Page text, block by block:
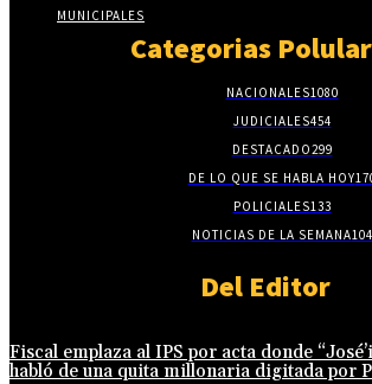
MUNICIPALES
Categorias
NACIONALES1080
JUDICIALES454
DESTACADO299
DE LO QUE SE HABLA HOY
POLICIALES133
NOTICIAS DE LA SEMANA104
Del Editor
Fiscal emplaza al IPS por acta donde
habló de una quita millonaria digitada por